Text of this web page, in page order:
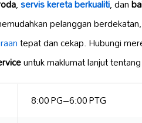
,servis kereta berkualiti, dan
pelanggan
tepat dan cekap. Hubungi
untuk maklumat lanjut
8:00 PG–6:00 PTG